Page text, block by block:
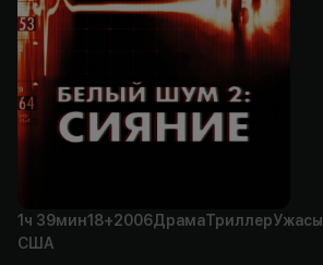
1ч 39мин18+2006ДрамаТриллерУжасы
США